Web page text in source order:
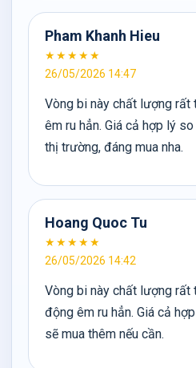
Pham Khanh Hieu
★★★★★
26/05/2026 14:47
Vòng bi này chất lượng rất
êm ru hẳn. Giá cả hợp lý
thị trường, đáng mua nha.
Hoang Quoc Tu
★★★★★
26/05/2026 14:42
Vòng bi này chất lượng rất
động êm ru hẳn. Giá cả
sẽ mua thêm nếu cần.